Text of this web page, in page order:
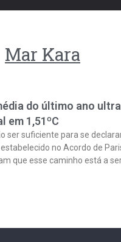
Mar Kara
do último ano
em 1,51ºC
ser suficiente para se
no Acordo de
que esse caminho está a